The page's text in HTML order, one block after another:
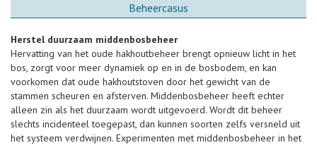
Beheercasus
Herstel duurzaam middenbosbeheer
Hervatting van het oude hakhoutbeheer brengt opnieuw licht in het
bos, zorgt voor meer dynamiek op en in de bosbodem, en kan
voorkomen dat oude hakhoutstoven door het gewicht van de
stammen scheuren en afsterven. Middenbosbeheer heeft echter
alleen zin als het duurzaam wordt uitgevoerd. Wordt dit beheer
slechts incidenteel toegepast, dan kunnen soorten zelfs versneld uit
het systeem verdwijnen. Experimenten met middenbosbeheer in het